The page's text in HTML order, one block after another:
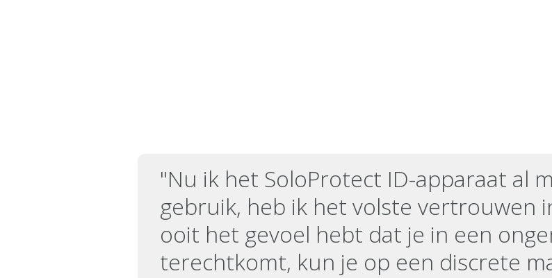
"Nu ik het SoloProtect ID-apparaat al
gebruik, heb ik het volste vertrouwen
ooit het gevoel hebt dat je in een
terechtkomt, kun je op een discrete